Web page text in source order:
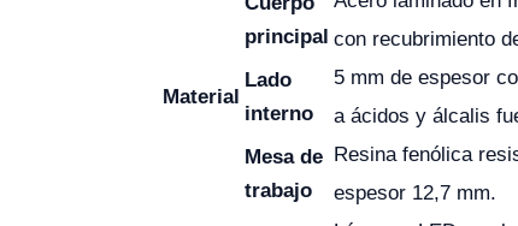
Material
principal con recubrimiento
Lado
interno
5 mm de espesor
a ácidos y álcalis
Mesa de
trabajo
Resina fenólica
espesor 12,7 mm.